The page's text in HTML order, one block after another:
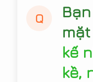
Q
kế
kề,